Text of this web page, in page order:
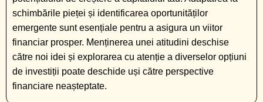
schimbările pieței și identificarea oportunităților
emergente sunt esențiale pentru a asigura un viitor
financiar prosper. Menținerea unei atitudini deschise
către noi idei și explorarea cu atenție a diverselor opțiuni
de investiții poate deschide uși către perspective
financiare neașteptate.